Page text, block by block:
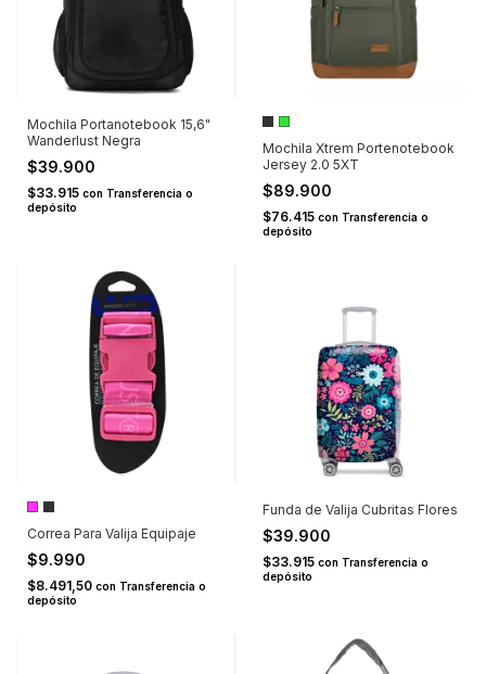
Mochila Portanotebook 15,6"
Wanderlust Negra
$39.900
$33.915 con Transferencia o
depósito
Mochila Xtrem Portenotebook
Jersey 2.0 5XT
$89.900
$76.415 con Transferencia o
depósito
Correa Para Valija Equipaje
$9.990
$8.491,50 con Transferencia o
depósito
Funda de Valija Cubritas Flores
$39.900
$33.915 con Transferencia o
depósito